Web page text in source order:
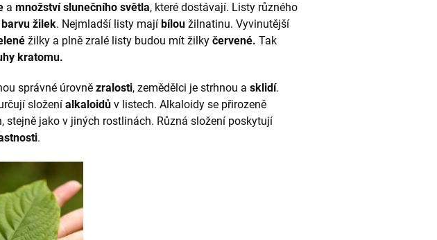
a množství slunečního světla, které dostávají. Listy různého
barvu žilek. Nejmladší listy mají bílou žilnatinu. Vyvinutější
žilky a plně zralé listy budou mít žilky červené. Tak
kratomu.
správné úrovně zralosti, zemědělci je strhnou a sklidí.
složení alkaloidů v listech. Alkaloidy se přirozeně
stejně jako v jiných rostlinách. Různá složení poskytují
.